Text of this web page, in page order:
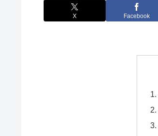
X Facebook